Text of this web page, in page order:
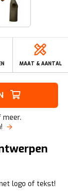
MAAT & AANTAL
logo of tekst!